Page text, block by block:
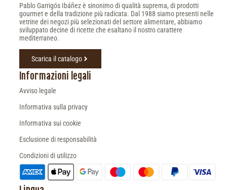
Pablo Garrigós Ibáñez è sinonimo di qualità suprema, di prodotti
gourmet e della tradizione più radicata. Dal 1988 siamo presenti nelle
vetrine dei negozi più selezionati del settore alimentare, abbiamo
sviluppato decine di ricette che esaltano il nostro carattere
mediterraneo.
Scarica il catalogo
Informazioni legali
Avviso legale
Informativa sulla privacy
Informativa sui cookie
Esclusione di responsabilità
Condizioni di utilizzo